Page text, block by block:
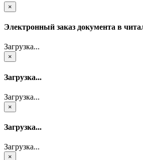
×
Электронный заказ документа в
Загрузка...
×
Загрузка...
Загрузка...
×
Загрузка...
Загрузка...
×